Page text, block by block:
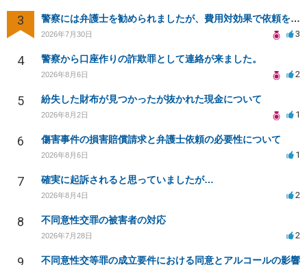
3 警察には弁護士を勧められましたが、費用対効果で依頼をすることを躊躇しています。
2026年7月30日 3
4 警察から口座作りの詐欺罪として連絡が来ました。
2026年8月6日 2
5 紛失した財布が見つかったが抜かれた現金について
2026年8月2日 1
6 傷害事件の損害賠償請求と弁護士依頼の必要性について
2026年8月6日 1
7 確実に起訴されると思っていましたが…
2026年8月4日 2
8 不同意性交罪の被害者の対応
2026年7月28日 2
9 不同意性交等罪の成立要件における同意とアルコールの影響